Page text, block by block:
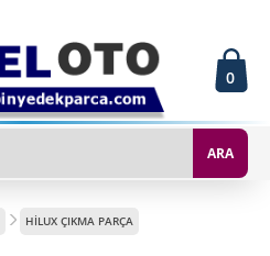
0
ARA
HİLUX ÇIKMA PARÇA